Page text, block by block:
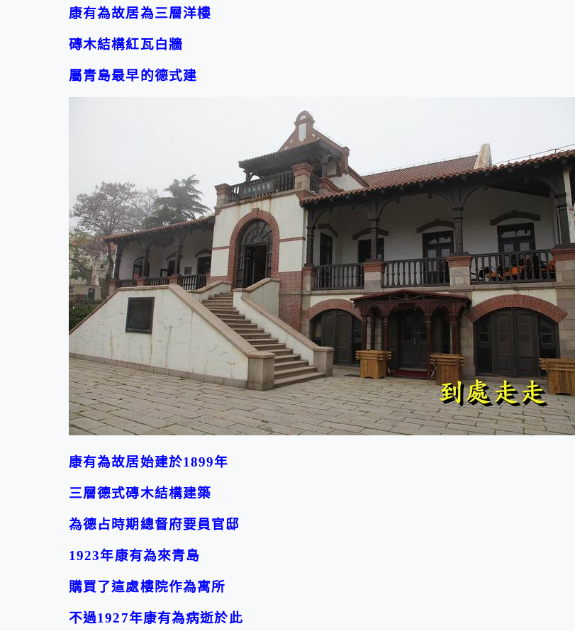
康有為故居為三層洋樓
磚木結構紅瓦白牆
屬青島最早的德式建
康有為故居始建於1899年
三層德式磚木結構建築
為德占時期總督府要員官邸
1923年康有為來青島
購買了這處樓院作為寓所
不過1927年康有為病逝於此